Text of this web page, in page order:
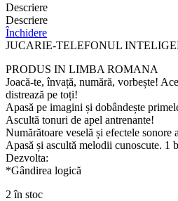
Descriere
Descriere
Închidere
JUCARIE-TELEFONUL
PRODUS IN LIMBA ROMANA
Joacă-te, învață, numără, vorbește!
distrează pe toți!
Apasă pe imagini și dobândește
Ascultă tonuri de apel antrenante!
Numărătoare veselă și efectele sonore
Apasă și ascultă melodii cunoscute. 1
Dezvolta:
*Gândirea logică
2 în stoc